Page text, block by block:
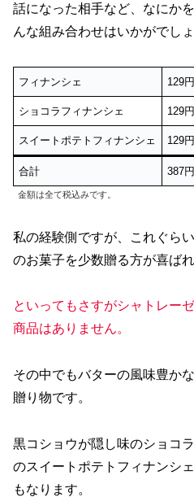
話になった相手など、なにか
んな組み合わせはいかがでし
フィナンシェ 129円
ショコラフィナンシェ 129円
スイートポテトフィナンシェ 129円
合計 387円
金額は全て税込みです。
私の経験側ですが、これぐら
のお菓子を少数贈る方が喜ばれ
といってもさすがシャトレー
商品はありません。
その中でもバターの風味豊か
贈り物です。
黒コショウが隠し味のショコ
のスイートポテトフィナンシ
もなります。